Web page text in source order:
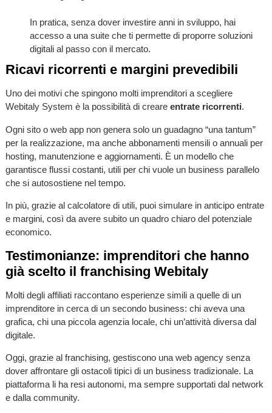
In pratica, senza dover investire anni in sviluppo, hai
accesso a una suite che ti permette di proporre soluzioni
digitali al passo con il mercato.
Ricavi ricorrenti e margini prevedibili
Uno dei motivi che spingono molti imprenditori a scegliere
Webitaly System è la possibilità di creare entrate ricorrenti.
Ogni sito o web app non genera solo un guadagno “una tantum”
per la realizzazione, ma anche abbonamenti mensili o annuali per
hosting, manutenzione e aggiornamenti. È un modello che
garantisce flussi costanti, utili per chi vuole un business parallelo
che si autosostiene nel tempo.
In più, grazie al calcolatore di utili, puoi simulare in anticipo entrate
e margini, così da avere subito un quadro chiaro del potenziale
economico.
Testimonianze: imprenditori che hanno
già scelto il franchising Webitaly
Molti degli affiliati raccontano esperienze simili a quelle di un
imprenditore in cerca di un secondo business: chi aveva una
grafica, chi una piccola agenzia locale, chi un’attività diversa dal
digitale.
Oggi, grazie al franchising, gestiscono una web agency senza
dover affrontare gli ostacoli tipici di un business tradizionale. La
piattaforma li ha resi autonomi, ma sempre supportati dal network
e dalla community.